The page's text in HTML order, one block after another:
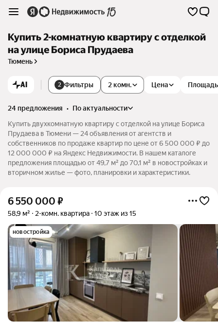
Купить 2-комнатную квартиру с отделкой
на улице Бориса Прудаева
Тюмень
AI 2 Фильтры 2 комн. Цена Площадь
24 предложения •
по актуальности
Купить двухкомнатную квартиру с отделкой на улице Бориса
Прудаева в Тюмени — 24 объявления от агентств и
собственников по продаже квартир по цене от 6 500 000 ₽ до
12 000 000 ₽ на Яндекс Недвижимости. В нашем каталоге
предложения площадью от 49,7 м² до 70,1 м² в новостройках и
вторичном жилье — фото, планировки и характеристики.
6 550 000 ₽
58,9 м² 2-комн. квартира 10 этаж из 15
новостройка